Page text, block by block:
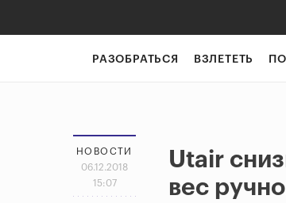
РАЗОБРАТЬСЯ ВЗЛЕТЕТЬ
НОВОСТИ
06.12.2018
15:07
Utair
вес